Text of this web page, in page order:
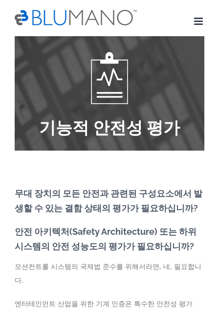
기능적 안전성 평가
무대 장치의 모든 안전과 관련된 구성요소에서 발
생할 수 있는 결함 상태의 평가가 필요하십니까?
안전 아키텍처(Safety Architecture) 또는 하위
시스템의 안전 성능도의 평가가 필요하십니까?
모션컨트롤 시스템의 국제법 준수를 위해서라면, 네, 필요합니
다.
엔터테인먼트 산업을 위한 기계 인증은 특수한 안전성 평가